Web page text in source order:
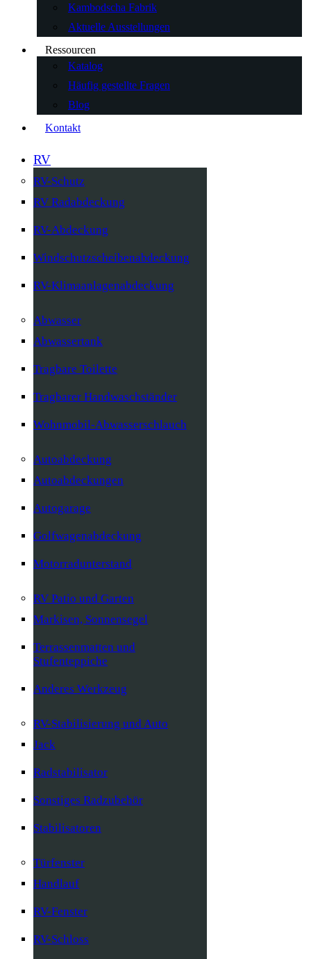
Kambodscha Fabrik
Aktuelle Ausstellungen
Ressourcen
Katalog
Häufig gestellte Fragen
Blog
Kontakt
RV
RV-Schutz
RV Radabdeckung
RV-Abdeckung
Windschutzscheibenabdeckung
RV-Klimaanlagenabdeckung
Abwasser
Abwassertank
Tragbare Toilette
Tragbarer Handwaschständer
Wohnmobil-Abwasserschlauch
Autoabdeckung
Autoabdeckungen
Autogarage
Golfwagenabdeckung
Motorradunterstand
RV Patio und Garten
Markisen, Sonnensegel
Terrassenmatten und
Stufenteppiche
Anderes Werkzeug
RV-Stabilisierung und Auto
Jack
Radstabilisator
Sonstiges Radzubehör
Stabilisatoren
Türfenster
Handlauf
RV-Fenster
RV-Schloss